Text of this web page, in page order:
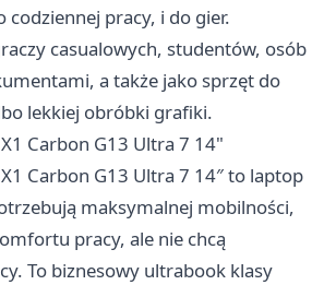
codziennej pracy, i do gier.
casualowych, studentów, osób
a także jako sprzęt do
lekkiej obróbki grafiki.
Carbon G13 Ultra 7 14"
Carbon G13 Ultra 7 14″ to laptop
maksymalnej mobilności,
pracy, ale nie chcą
To biznesowy ultrabook klasy